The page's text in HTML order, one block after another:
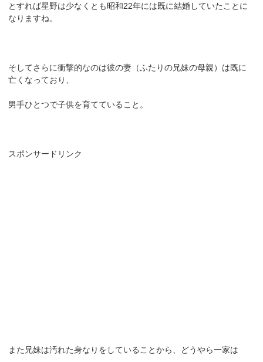
とすれば星野は少なくとも昭和22年には既に結婚していたことに
なりますね。
そしてさらに衝撃的なのは彼の妻（ふたりの兄妹の母親）は既に
亡くなっており、
男手ひとつで子供を育てていること。
スポンサードリンク
また兄妹は汚れた身なりをしていることから、どうやら一家は